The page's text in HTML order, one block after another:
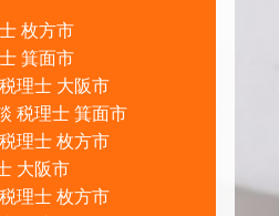
枚方市
箕面市
理士 大阪市
税理士 箕面市
理士 枚方市
大阪市
理士 枚方市